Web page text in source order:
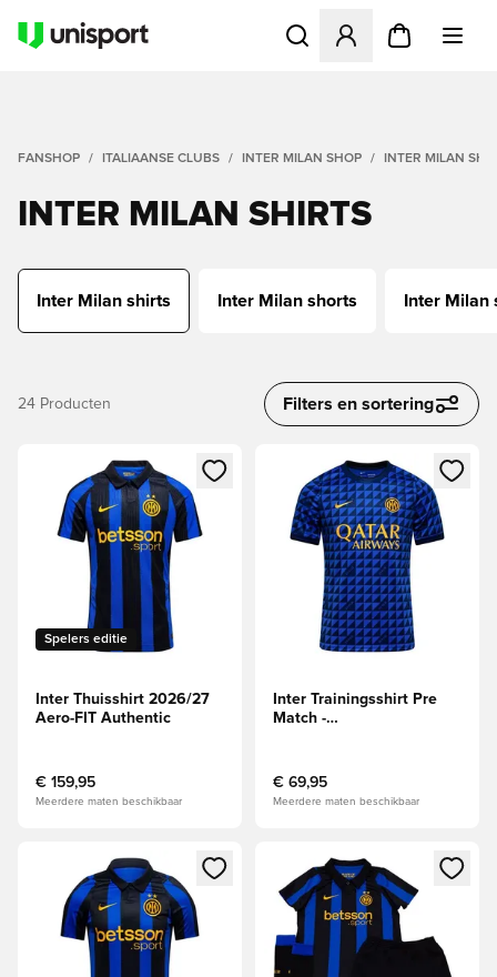
Opent een venster om in
FANSHOP ITALIAANSE CLUBS INTER MILAN SHOP INTER MILAN
INTER MILAN SHIRTS
Inter Milan shirts Inter Milan shorts Inter Milan
24 Producten Filters en sortering
Opent een venster om in te loggen of je aan te melden als
Spelers editie
Inter Thuisshirt 2026/27
Aero-FIT Authentic
€ 159,95
Meerdere maten beschikbaar
Opent een venster om in te
Inter Trainingsshirt Pre
Match -
€ 69,95
Meerdere maten beschikbaar
Opent een venster om in te loggen of je aan te melden als
Opent een venster om in te